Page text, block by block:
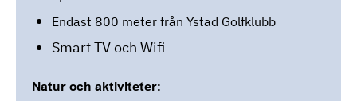
Endast 800 meter från Ystad Golfklubb
Smart TV och Wifi
Natur och aktiviteter: